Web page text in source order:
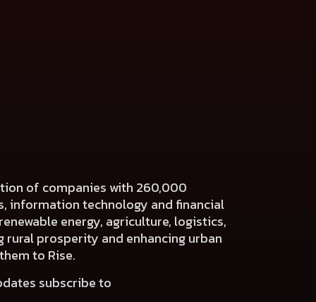
of companies with 260,000
information technology and financial
energy, agriculture, logistics,
rural prosperity and enhancing urban
to Rise.
subscribe to